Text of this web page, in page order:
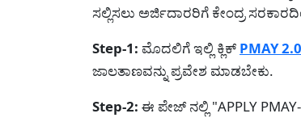
ಸಲ್ಲಿಸಲು ಅರ್ಜಿದಾರರಿಗೆ ಕೇಂದ್ರ
Step-1: ಮೊದಲಿಗೆ ಇಲ್ಲಿ ಕ್ಲಿಕ್ PMAY
ಜಾಲತಾಣವನ್ನು ಪ್ರವೇಶ ಮಾಡಬೇಕು.
Step-2: ಈ ಪೇಜ್ ನಲ್ಲಿ "APPLY